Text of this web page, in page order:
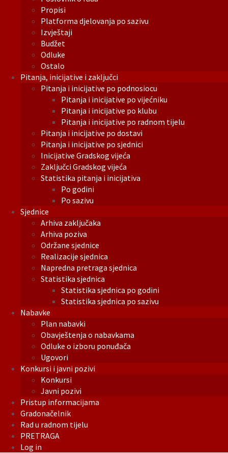
Propisi
Platforma djelovanja po sazivu
Izvještaji
Budžet
Odluke
Ostalo
Pitanja, inicijative i zaključci
Pitanja i inicijative po podnosiocu
Pitanja i inicijative po vijećniku
Pitanja i inicijative po klubu
Pitanja i inicijative po radnom tijelu
Pitanja i inicijative po dostavi
Pitanja i inicijative po sjednici
Inicijative Gradskog vijeća
Zaključci Gradskog vijeća
Statistika pitanja i inicijativa
Po godini
Po sazivu
Sjednice
Arhiva zaključaka
Arhiva poziva
Održane sjednice
Realizacije sjednica
Napredna pretraga sjednica
Statistika sjednica
Statistika sjednica po godini
Statistika sjednica po sazivu
Nabavke
Plan nabavki
Obavještenja o nabavkama
Odluke o izboru ponuđača
Ugovori
Konkursi i javni pozivi
Konkursi
Javni pozivi
Pristup informacijama
Gradonačelnik
Rad u radnom tijelu
PRETRAGA
Log in